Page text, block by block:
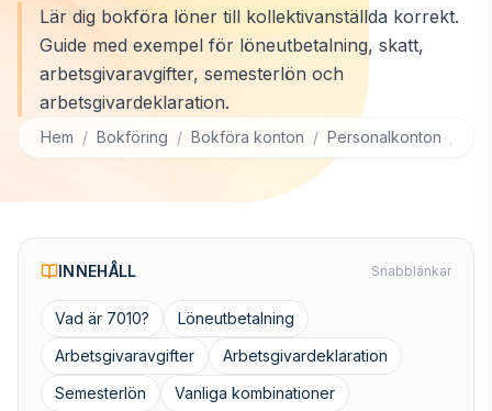
Lär dig bokföra löner till kollektivanställda korrekt.
Guide med exempel för löneutbetalning, skatt,
arbetsgivaravgifter, semesterlön och
arbetsgivardeklaration.
Hem / Bokföring / Bokföra konton / Personalkonton
INNEHÅLL Snabblänkar
Vad är 7010?
Löneutbetalning
Arbetsgivaravgifter
Arbetsgivardeklaration
Semesterlön
Vanliga kombinationer